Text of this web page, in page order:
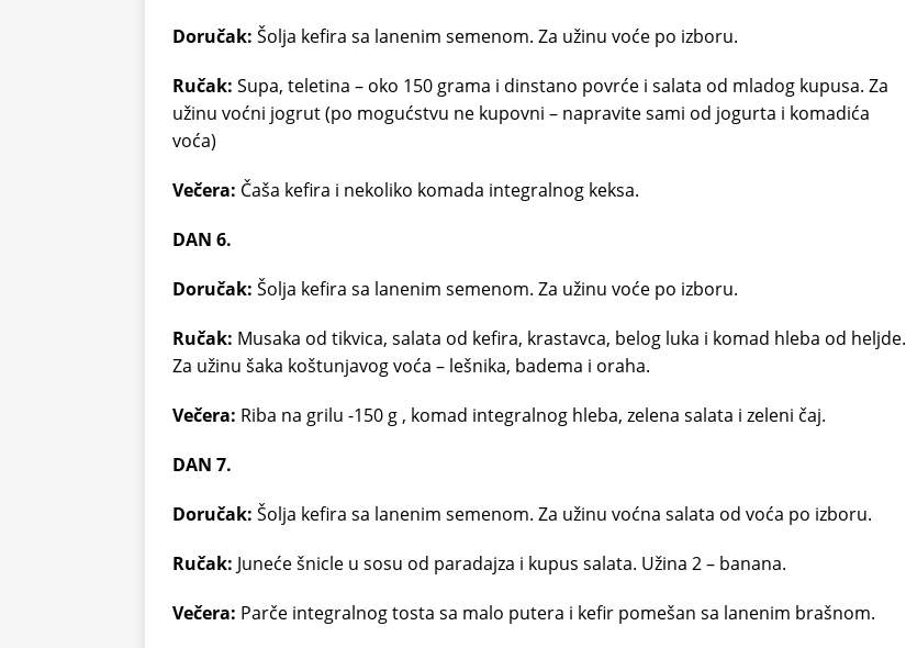
Doručak: Šolja kefira sa lanenim semenom. Za užinu voće po izboru.
Ručak: Supa, teletina – oko 150 grama i dinstano povrće i salata od mladog kupusa. Za
užinu voćni jogrut (po mogućstvu ne kupovni – napravite sami od jogurta i komadića
voća)
Večera: Čaša kefira i nekoliko komada integralnog keksa.
DAN 6.
Doručak: Šolja kefira sa lanenim semenom. Za užinu voće po izboru.
Ručak: Musaka od tikvica, salata od kefira, krastavca, belog luka i komad hleba od heljde.
Za užinu šaka koštunjavog voća – lešnika, badema i oraha.
Večera: Riba na grilu -150 g , komad integralnog hleba, zelena salata i zeleni čaj.
DAN 7.
Doručak: Šolja kefira sa lanenim semenom. Za užinu voćna salata od voća po izboru.
Ručak: Juneće šnicle u sosu od paradajza i kupus salata. Užina 2 – banana.
Večera: Parče integralnog tosta sa malo putera i kefir pomešan sa lanenim brašnom.